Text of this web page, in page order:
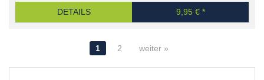
DETAILS 9,95 € *
1 2 weiter »